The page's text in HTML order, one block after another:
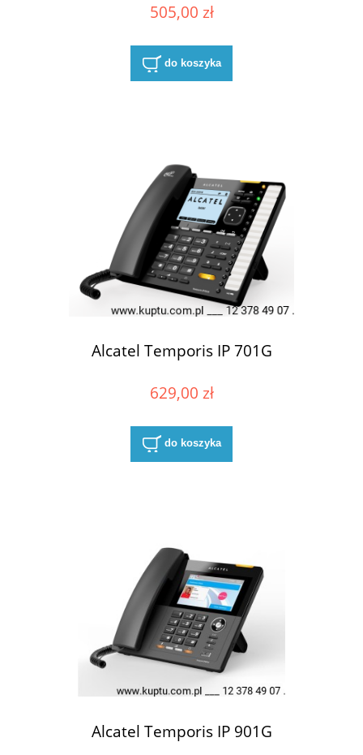
505,00 zł
do koszyka
Alcatel Temporis IP 701G
629,00 zł
do koszyka
Alcatel Temporis IP 901G